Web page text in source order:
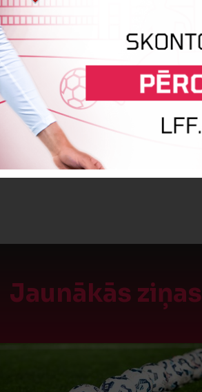
Vārtus guvaMarija Kuzņecova
Jaunākās ziņas